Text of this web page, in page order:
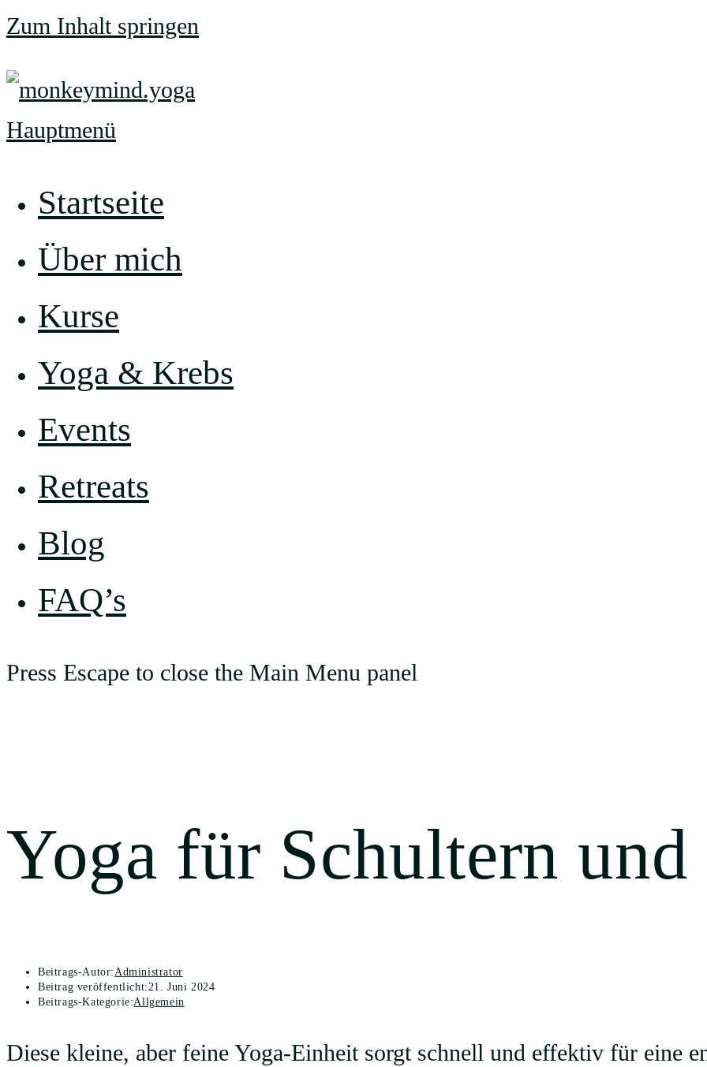
Zum Inhalt springen
Hauptmenü
Startseite
Über mich
Kurse
Yoga & Krebs
Events
Retreats
Blog
FAQ’s
Press Escape to close the Main Menu panel
Yoga für Schultern und
Beitrags-Autor: Administrator
Beitrag veröffentlicht: 21. Juni 2024
Beitrags-Kategorie:Allgemein
Diese kleine, aber feine Yoga-Einheit sorgt schnell und effektiv für eine